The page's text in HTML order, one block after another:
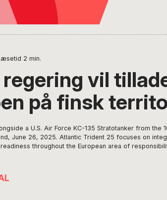
2 min.
vil
på finsk
a U.S. Air Force KC-135 Stratotanker from the
June 26, 2025. Atlantic Trident 25 focuses on
throughout the European area of